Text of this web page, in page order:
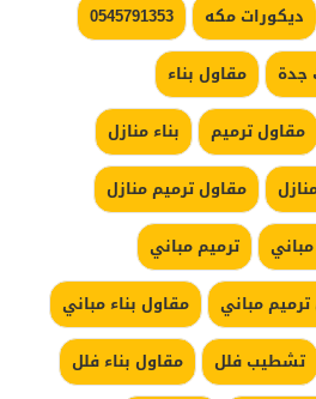
ديكورات مكه
0545791353
جدة
مقاول بناء
مقاول ترميم
بناء منازل
مقاول ترميم منازل
مباني
ترميم مباني
مباني
مقاول بناء مباني
تشطيب فلل
مقاول بناء فلل